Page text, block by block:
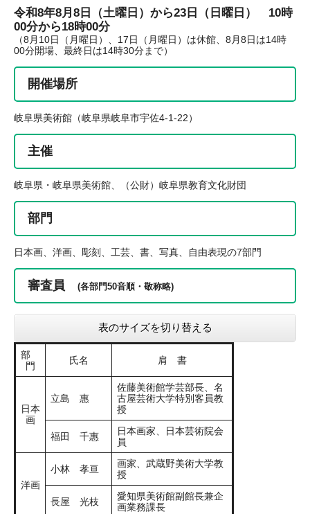
令和8年8月8日（土曜日）から23日（日曜日） 10時
00分から18時00分
（8月10日（月曜日）、17日（月曜日）は休館、8月8日は14時
00分開場、最終日は14時30分まで）
開催場所
岐阜県美術館（岐阜県岐阜市宇佐4-1-22）
主催
岐阜県・岐阜県美術館、（公財）岐阜県教育文化財団
部門
日本画、洋画、彫刻、工芸、書、写真、自由表現の7部門
審査員 (各部門50音順・敬称略)
表のサイズを切り替える
部
門
氏名 肩 書
日本
画
立島 惠
佐藤美術館学芸部長、名
古屋芸術大学特別客員教
授
福田 千惠
日本画家、日本芸術院会
員
洋画
小林 孝亘
画家、武蔵野美術大学教
授
長屋 光枝
愛知県美術館副館長兼企
画業務課長